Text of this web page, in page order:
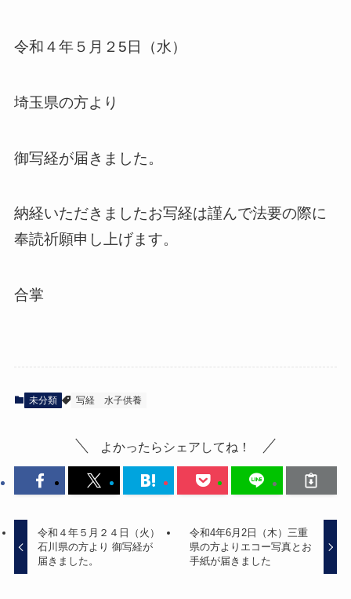
令和４年５月２5日（水）
埼玉県の方より
御写経が届きました。
納経いただきましたお写経は謹んで法要の際に
奉読祈願申し上げます。
合掌
未分類 写経 水子供養
よかったらシェアしてね！
令和４年５月２４日（火）
石川県の方より 御写経が
届きました。
令和4年6月2日（木）三重
県の方よりエコー写真とお
手紙が届きました